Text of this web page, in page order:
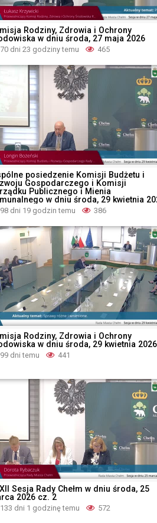
Rodziny, Zdrowia i Ochrony
w dniu środa, 27 maja 2026
70 dni 23 godziny temu 465
posiedzenie Komisji Budżetu i
Gospodarczego i Komisji
Publicznego i Mienia
w dniu środa, 29 kwietnia
98 dni 19 godzin temu 386
Rodziny, Zdrowia i Ochrony
w dniu środa, 29 kwietnia 2026
99 dni temu 441
Sesja Rady Chełm w dniu środa, 25
2026 cz. 2
133 dni 1 godzinę temu 572